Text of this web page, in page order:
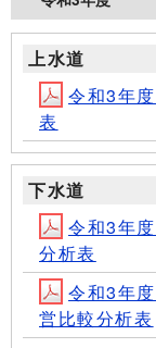
上水道
令和3年
表
下水道
令和3年
分析表
令和3年
営比較分析表